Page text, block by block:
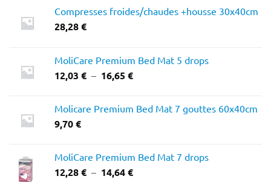
Compresses froides/chaudes +housse 30x40cm
28,28€
MoliCare Premium Bed Mat 5 drops
12,03 € – 16,65€Plage
12,03 €
Molicare Premium Bed Mat 7 gouttes 60x40cm
9,70€
MoliCare Premium Bed Mat 7 drops
12,28€ – 14,64€Plage